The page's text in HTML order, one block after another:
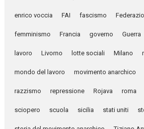
enrico voccia FAI fascismo
femminismo Francia governo Guerra
lavoro Livorno lotte sociali Milano
mondo del lavoro movimento anarchico
razzismo repressione Rojava roma
sciopero scuola sicilia stati uniti